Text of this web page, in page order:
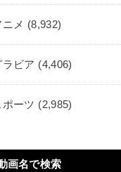
ニメ (8,932)
ラビア (4,406)
ポーツ (2,985)
画名で検索